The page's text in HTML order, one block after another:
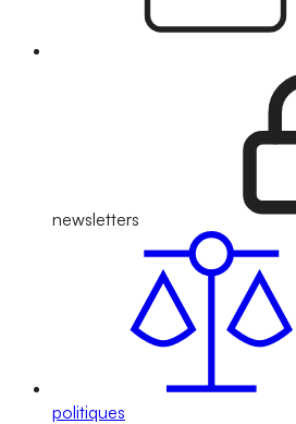
newsletters
politiques